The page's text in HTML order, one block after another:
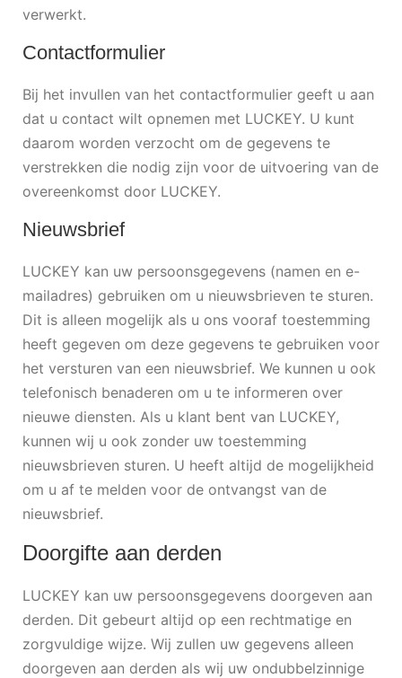
verwerkt.
Contactformulier
Bij het invullen van het contactformulier geeft u aan
dat u contact wilt opnemen met LUCKEY. U kunt
daarom worden verzocht om de gegevens te
verstrekken die nodig zijn voor de uitvoering van de
overeenkomst door LUCKEY.
Nieuwsbrief
LUCKEY kan uw persoonsgegevens (namen en e-
mailadres) gebruiken om u nieuwsbrieven te sturen.
Dit is alleen mogelijk als u ons vooraf toestemming
heeft gegeven om deze gegevens te gebruiken voor
het versturen van een nieuwsbrief. We kunnen u ook
telefonisch benaderen om u te informeren over
nieuwe diensten. Als u klant bent van LUCKEY,
kunnen wij u ook zonder uw toestemming
nieuwsbrieven sturen. U heeft altijd de mogelijkheid
om u af te melden voor de ontvangst van de
nieuwsbrief.
Doorgifte aan derden
LUCKEY kan uw persoonsgegevens doorgeven aan
derden. Dit gebeurt altijd op een rechtmatige en
zorgvuldige wijze. Wij zullen uw gegevens alleen
doorgeven aan derden als wij uw ondubbelzinnige